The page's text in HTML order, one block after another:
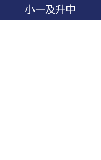
小一及升中